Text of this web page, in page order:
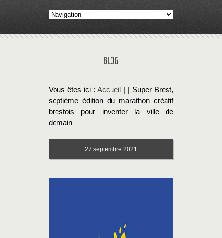
BLOG
Vous êtes ici : Accueil
| | Super Brest,
septième édition du marathon créatif
brestois pour inventer la ville de
demain
27 septembre 2021